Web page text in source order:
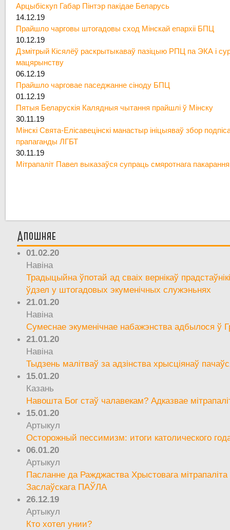
Арцыбіскуп Габар Пінтэр пакідае Беларусь
14.12.19
Прайшло чарговы штогадовы сход Мінскай епархіі БПЦ
10.12.19
Дзмітрый Кісялёў раскрытыкаваў пазіцыю РПЦ па ЭКА і
мацярынству
06.12.19
Прайшло чарговае паседжанне сіноду БПЦ
01.12.19
Пятыя Беларускія Калядныя чытання прайшлі ў Мінску
30.11.19
Мінскі Свята-Елісавецінскі манастыр ініцыяваў збор
прапаганды ЛГБТ
30.11.19
Мітрапаліт Павел выказаўся супраць смяротнага пакарання
Апошняе
01.02.20
Навіна
Традыцыйна ўпотай ад сваіх вернікаў
ўдзел у штогадовых экуменічных служэньнях
21.01.20
Навіна
Сумеснае экуменічнае набажэнства адбылося ў
21.01.20
Навіна
Тыдзень малітваў за адзінства хрысціянаў
15.01.20
Казань
Навошта Бог стаў чалавекам? Адказвае
15.01.20
Артыкул
Осторожный пессимизм: итоги католического
06.01.20
Артыкул
Пасланне да Ражджаства Хрыстовага мітрапаліта
Заслаўскага ПАЎЛА
26.12.19
Артыкул
Кто хотел унии?